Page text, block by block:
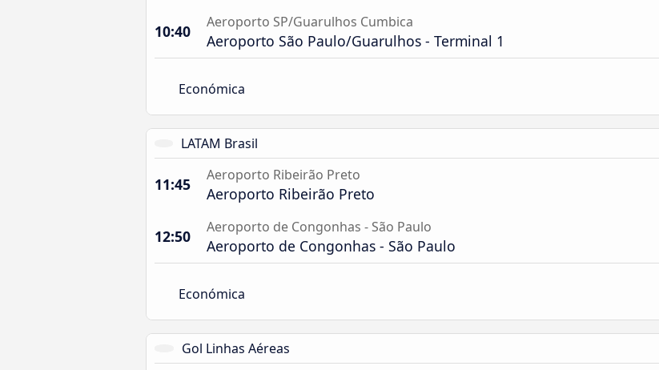
10:40 Aeroporto SP/Guarulhos Cumbica
Aeroporto São Paulo/Guarulhos - Terminal 1
Económica
LATAM Brasil
11:45 Aeroporto Ribeirão Preto
Aeroporto Ribeirão Preto
12:50 Aeroporto de Congonhas - São Paulo
Aeroporto de Congonhas - São Paulo
Económica
Gol Linhas Aéreas